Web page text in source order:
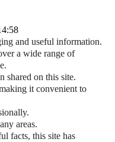
and useful information.
a wide range of
shared on this site.
it convenient to
areas.
facts, this site has